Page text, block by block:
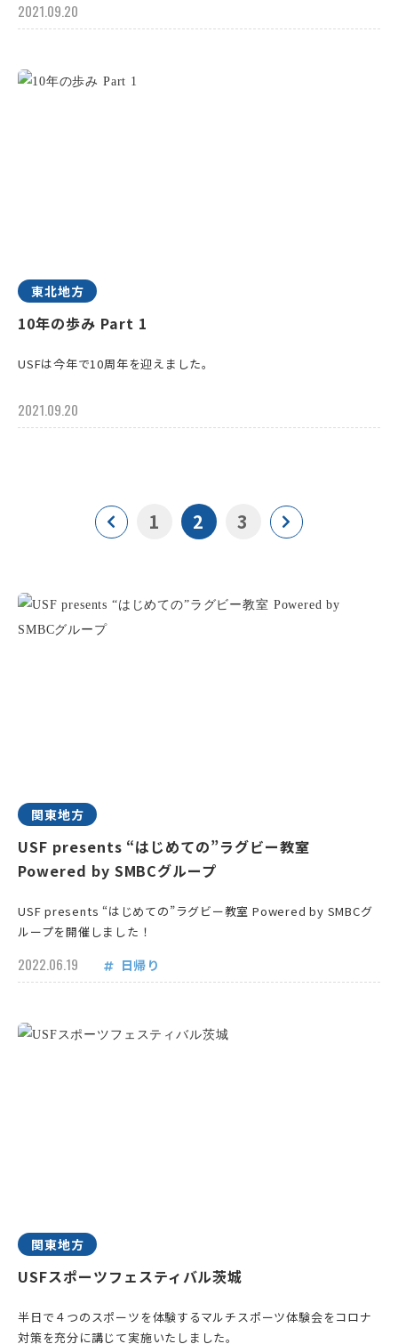
2021.09.20
東北地方
10年の歩み Part 1
USFは今年で10周年を迎えました。
2021.09.20
1 2 3
関東地方
USF presents “はじめての”ラグビー教室
Powered by SMBCグループ
USF presents “はじめての”ラグビー教室 Powered by SMBCグ
ループを開催しました！
2022.06.19 日帰り
関東地方
USFスポーツフェスティバル茨城
半日で４つのスポーツを体験するマルチスポーツ体験会をコロナ
対策を充分に講じて実施いたしました。